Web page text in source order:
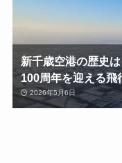
新千歳空港の歴史
100周年を迎える飛
2026年5月6日